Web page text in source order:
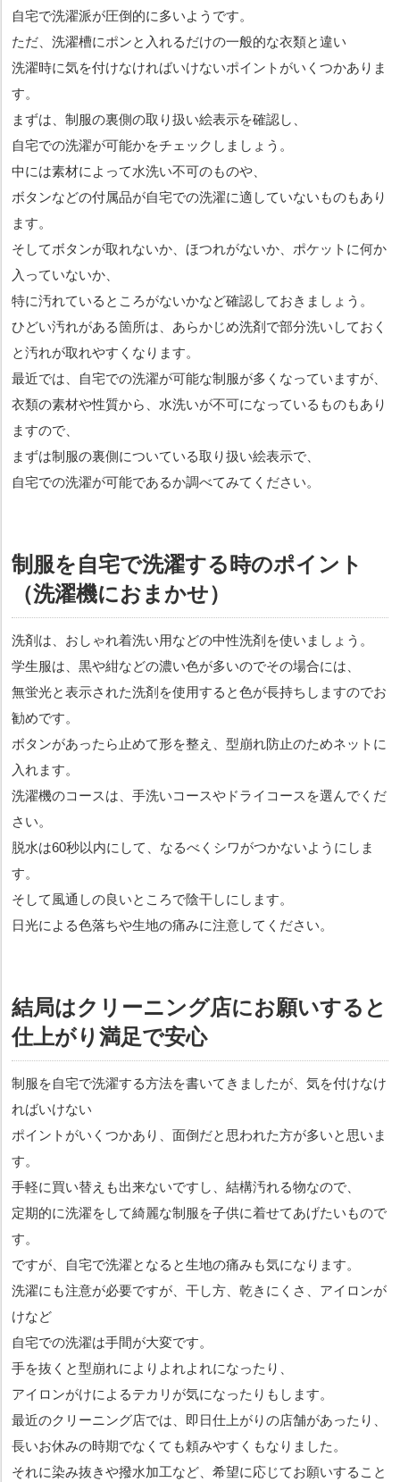
自宅で洗濯派が圧倒的に多いようです。
ただ、洗濯槽にポンと入れるだけの一般的な衣類と違い
洗濯時に気を付けなければいけないポイントがいくつかありま
す。
まずは、制服の裏側の取り扱い絵表示を確認し、
自宅での洗濯が可能かをチェックしましょう。
中には素材によって水洗い不可のものや、
ボタンなどの付属品が自宅での洗濯に適していないものもあり
ます。
そしてボタンが取れないか、ほつれがないか、ポケットに何か
入っていないか、
特に汚れているところがないかなど確認しておきましょう。
ひどい汚れがある箇所は、あらかじめ洗剤で部分洗いしておく
と汚れが取れやすくなります。
最近では、自宅での洗濯が可能な制服が多くなっていますが、
衣類の素材や性質から、水洗いが不可になっているものもあり
ますので、
まずは制服の裏側についている取り扱い絵表示で、
自宅での洗濯が可能であるか調べてみてください。
制服を自宅で洗濯する時のポイント
（洗濯機におまかせ）
洗剤は、おしゃれ着洗い用などの中性洗剤を使いましょう。
学生服は、黒や紺などの濃い色が多いのでその場合には、
無蛍光と表示された洗剤を使用すると色が長持ちしますのでお
勧めです。
ボタンがあったら止めて形を整え、型崩れ防止のためネットに
入れます。
洗濯機のコースは、手洗いコースやドライコースを選んでくだ
さい。
脱水は60秒以内にして、なるべくシワがつかないようにしま
す。
そして風通しの良いところで陰干しにします。
日光による色落ちや生地の痛みに注意してください。
結局はクリーニング店にお願いすると
仕上がり満足で安心
制服を自宅で洗濯する方法を書いてきましたが、気を付けなけ
ればいけない
ポイントがいくつかあり、面倒だと思われた方が多いと思いま
す。
手軽に買い替えも出来ないですし、結構汚れる物なので、
定期的に洗濯をして綺麗な制服を子供に着せてあげたいもので
す。
ですが、自宅で洗濯となると生地の痛みも気になります。
洗濯にも注意が必要ですが、干し方、乾きにくさ、アイロンが
けなど
自宅での洗濯は手間が大変です。
手を抜くと型崩れによりよれよれになったり、
アイロンがけによるテカリが気になったりもします。
最近のクリーニング店では、即日仕上がりの店舗があったり、
長いお休みの時期でなくても頼みやすくもなりました。
それに染み抜きや撥水加工など、希望に応じてお願いすること